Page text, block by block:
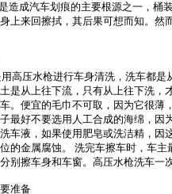
造成汽车划痕的主要根源之一，
上来回擦拭，其后果可想而知。
高压水枪进行车身清洗，洗车都
是从上往下流，只有从上往下洗
。便宜的毛巾不可取，因为它很
最好不要选用人工合成的海绵，
车液，如果使用肥皂或洗洁精，
的金属腐蚀。
洗完车擦车时，车主
别擦车身和车窗。高压水枪洗车
准备